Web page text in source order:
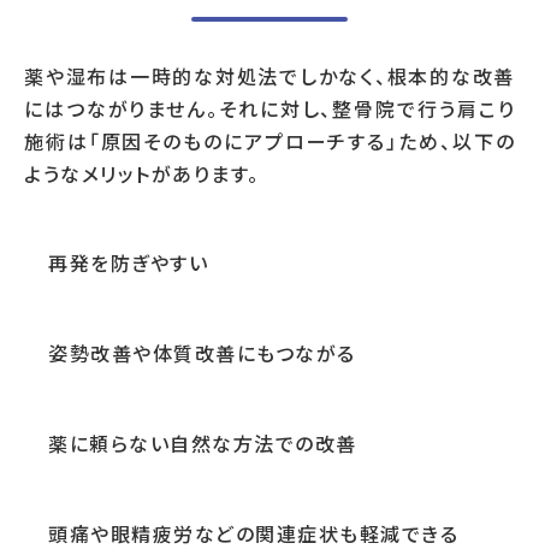
薬や湿布は一時的な対処法でしかなく、根本的な改善
にはつながりません。それに対し、整骨院で行う肩こり
施術は「原因そのものにアプローチする」ため、以下の
ようなメリットがあります。
再発を防ぎやすい
姿勢改善や体質改善にもつながる
薬に頼らない自然な方法での改善
頭痛や眼精疲労などの関連症状も軽減できる